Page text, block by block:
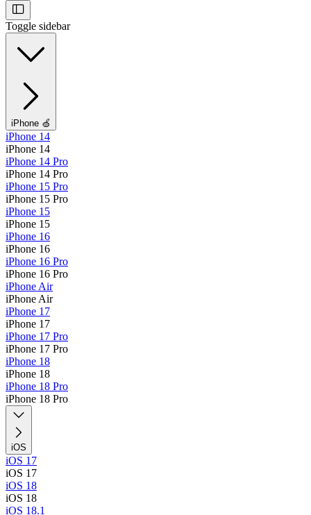
Toggle sidebar
iPhone 🍏
iPhone 14
iPhone 14
iPhone 14 Pro
iPhone 14 Pro
iPhone 15 Pro
iPhone 15 Pro
iPhone 15
iPhone 15
iPhone 16
iPhone 16
iPhone 16 Pro
iPhone 16 Pro
iPhone Air
iPhone Air
iPhone 17
iPhone 17
iPhone 17 Pro
iPhone 17 Pro
iPhone 18
iPhone 18
iPhone 18 Pro
iPhone 18 Pro
iOS
iOS 17
iOS 17
iOS 18
iOS 18
iOS 18.1